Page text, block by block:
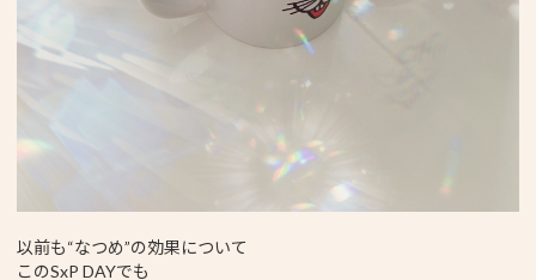
以前も“なつめ”の効果について
このSxP DAYでも